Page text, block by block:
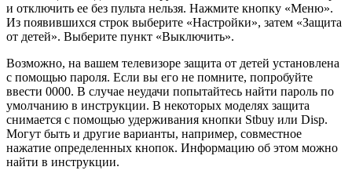
и отключить ее без пульта нельзя. Нажмите кнопку «Меню».
Из появившихся строк выберите «Настройки», затем «Защита
от детей». Выберите пункт «Выключить».
Возможно, на вашем телевизоре защита от детей установлена
с помощью пароля. Если вы его не помните, попробуйте
ввести 0000. В случае неудачи попытайтесь найти пароль по
умолчанию в инструкции. В некоторых моделях защита
снимается с помощью удерживания кнопки Stbuy или Disp.
Могут быть и другие варианты, например, совместное
нажатие определенных кнопок. Информацию об этом можно
найти в инструкции.